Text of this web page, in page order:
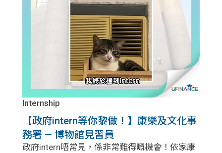
Internship
【政府intern等你黎做！】康樂及文化事
務署 — 博物館見習員
政府intern唔常見，係非常難得嘅機會！依家康